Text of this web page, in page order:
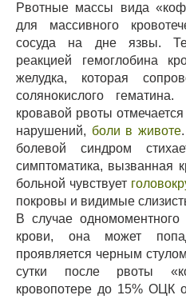
Рвотные массы вида
для массивного
сосуда на дне язвы.
реакцией гемоглобина
желудка, которая
солянокислого
кровавой рвоты
нарушений, боли в животе
болевой синдром
симптоматика, вызванная
больной чувствует
покровы и видимые
В случае
крови, она может
проявляется черным
сутки после рвоты
кровопотере до 15% ОЦК